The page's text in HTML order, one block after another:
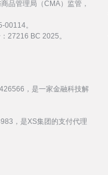
品管理局（CMA）监管，
00114。
27216 BC 2025。
，是一家金融科技解
，是XS集团的支付代理